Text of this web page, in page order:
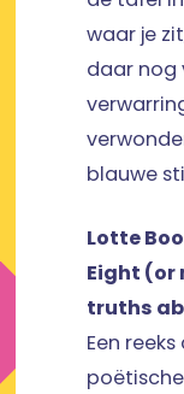
waar je
daar nog
blauwe
Lotte
Eight (or
truths
Een